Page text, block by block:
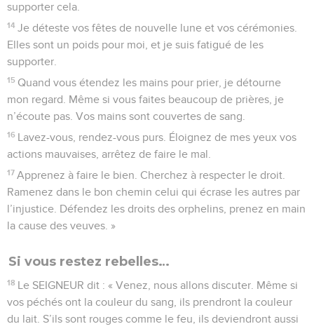
supporter cela.
14 Je déteste vos fêtes de nouvelle lune et vos cérémonies.
Elles sont un poids pour moi, et je suis fatigué de les
supporter.
15 Quand vous étendez les mains pour prier, je détourne
mon regard. Même si vous faites beaucoup de prières, je
n’écoute pas. Vos mains sont couvertes de sang.
16 Lavez-vous, rendez-vous purs. Éloignez de mes yeux vos
actions mauvaises, arrêtez de faire le mal.
17 Apprenez à faire le bien. Cherchez à respecter le droit.
Ramenez dans le bon chemin celui qui écrase les autres par
l’injustice. Défendez les droits des orphelins, prenez en main
la cause des veuves. »
Si vous restez rebelles…
18 Le SEIGNEUR dit : « Venez, nous allons discuter. Même si
vos péchés ont la couleur du sang, ils prendront la couleur
du lait. S’ils sont rouges comme le feu, ils deviendront aussi